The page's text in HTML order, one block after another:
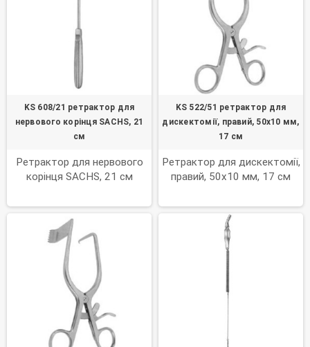
KS 608/21 ретрактор для
нервового корінця SACHS, 21
см
Ретрактор для нервового
корінця SACHS, 21 см
KS 522/51 ретрактор для
дискектомії, правий, 50х10 мм,
17 см
Ретрактор для дискектомії,
правий, 50х10 мм, 17 см